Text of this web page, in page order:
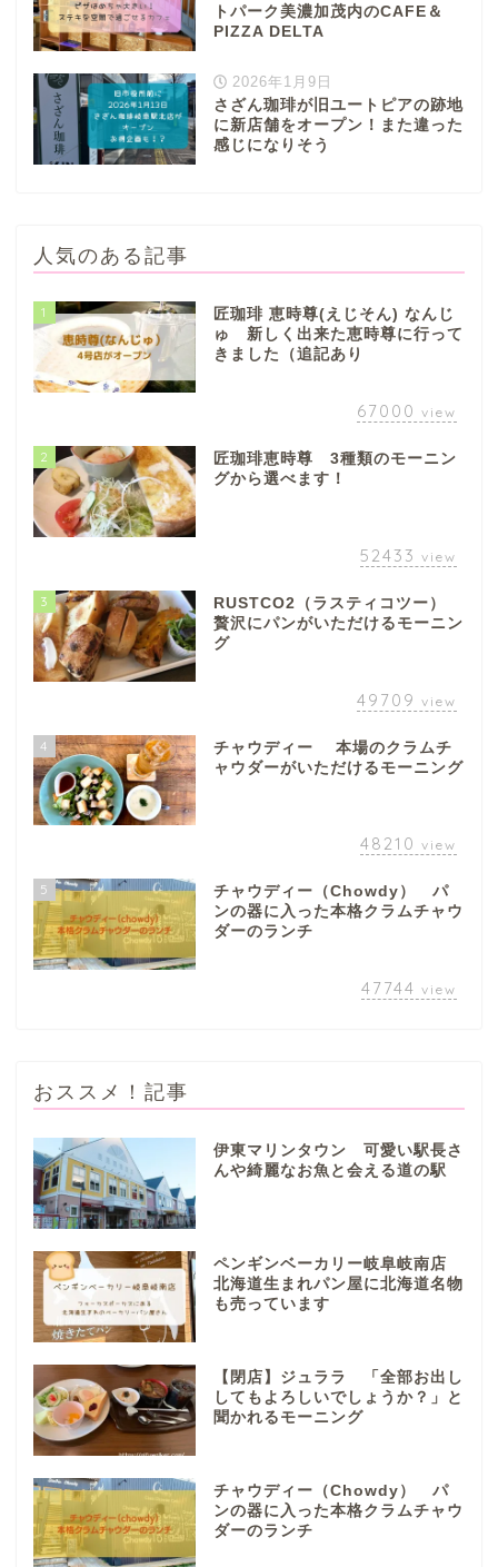
トパーク美濃加茂内のCAFE＆
PIZZA DELTA
2026年1月9日
さざん珈琲が旧ユートピアの跡地
に新店舗をオープン！また違った
感じになりそう
人気のある記事
1
匠珈琲 恵時尊(えじそん) なんじ
ゅ 新しく出来た恵時尊に行って
きました（追記あり
67000 view
2
匠珈琲恵時尊 3種類のモーニン
グから選べます！
52433 view
3
RUSTCO2（ラスティコツー）
贅沢にパンがいただけるモーニン
グ
49709 view
4
チャウディー 本場のクラムチ
ャウダーがいただけるモーニング
48210 view
5
チャウディー（Chowdy） パ
ンの器に入った本格クラムチャウ
ダーのランチ
47744 view
おススメ！記事
伊東マリンタウン 可愛い駅長さ
んや綺麗なお魚と会える道の駅
ペンギンベーカリー岐阜岐南店
北海道生まれパン屋に北海道名物
も売っています
【閉店】ジュララ 「全部お出し
してもよろしいでしょうか？」と
聞かれるモーニング
チャウディー（Chowdy） パ
ンの器に入った本格クラムチャウ
ダーのランチ
ぎふまるけ内の記事と写真
（画像）＆掲載情報につい
ての注意事項など
岐阜地域
岐阜市
各務原市